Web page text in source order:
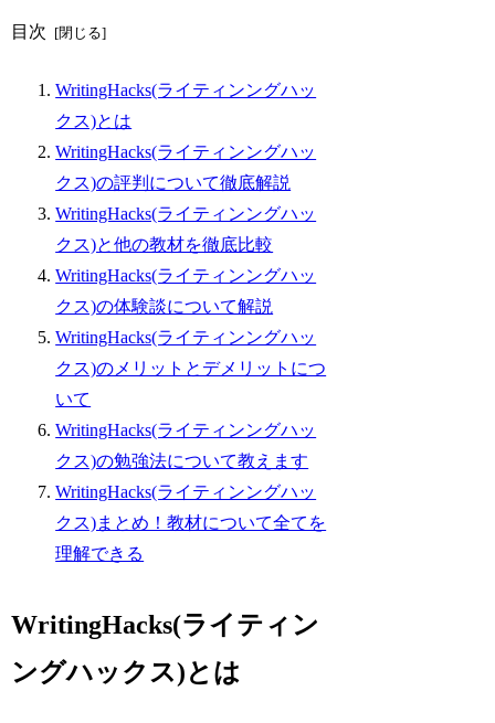
目次
WritingHacks(ライティンングハッ
クス)とは
WritingHacks(ライティンングハッ
クス)の評判について徹底解説
WritingHacks(ライティンングハッ
クス)と他の教材を徹底比較
WritingHacks(ライティンングハッ
クス)の体験談について解説
WritingHacks(ライティンングハッ
クス)のメリットとデメリットにつ
いて
WritingHacks(ライティンングハッ
クス)の勉強法について教えます
WritingHacks(ライティンングハッ
クス)まとめ！教材について全てを
理解できる
WritingHacks(ライティン
ングハックス)とは